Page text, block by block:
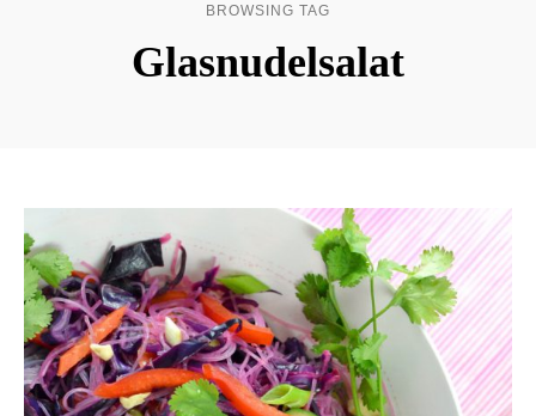
Sprouts
Rezepte
BROWSING TAG
Glasnudelsalat